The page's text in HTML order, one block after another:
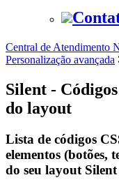
Central de Atendimento
Personalização avançada
Silent -
do layout
Lista de códigos
elementos (botões,
do seu layout